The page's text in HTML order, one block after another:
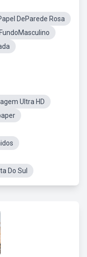
DeParede Rosa
FundoMasculino
Ultra HD
Do Sul